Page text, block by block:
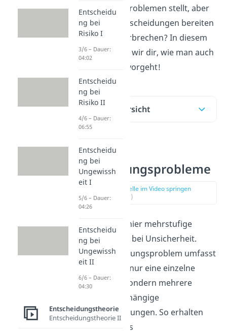
Entscheidungsproblemen stellt, aber
mehrstufige Entscheidungen bereiten
dir noch Kopfzerbrechen? In diesem
Beitrag erklären wir dir, wie man auch
hier am besten vorgeht!
Inhaltsübersicht
T-stufige
Entscheidungsprobleme
zur Stelle im Video springen
(00:17)
Wir betrachten hier mehrstufige
Entscheidungen bei Unsicherheit.
Unser Entscheidungsproblem umfasst
also nicht mehr nur eine einzelne
Entscheidung, sondern mehrere
voneinander abhängige
Stufenentscheidungen. So erhalten
wir ein T-stufiges
Entscheidu
ng bei
Risiko I
3/6 – Dauer:
04:02
Entscheidu
ng bei
Risiko II
4/6 – Dauer:
06:55
Entscheidu
ng bei
Ungewissh
eit I
5/6 – Dauer:
04:26
Entscheidu
ng bei
Ungewissh
eit II
6/6 – Dauer:
04:30
Entscheidungstheorie
Entscheidungstheorie II